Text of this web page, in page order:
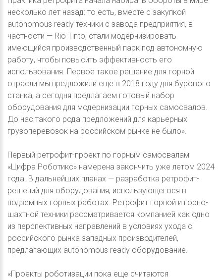
несколько лет назад: то есть, вместе с закупкой
autonomous ready техники с завода предприятия, в
частности — Rio Tinto, стали модернизировать
имеющийся производственный парк под автономную
работу, чтобы повысить эффективность его
использования. Первое такое решение для горной
отрасли мы предложили еще в 2018 году для бурового
станка, а сегодня предлагаем готовый набор
оборудования для модернизации горных самосвалов.
До нас такого рода предложений для карьерных
грузоперевозок на российском рынке не было».
Первый ретрофит-проект по горным самосвалам
«Цифра Роботикс» намерена закончить уже летом 2024
года. В дальнейших планах — разработка ретрофит-
решений для оборудования, использующегося в
подземных горных работах. Ретрофит горной и горно-
шахтной техники рассматривается компанией как одно
из перспективных направлений в условиях ухода с
российского рынка западных производителей,
предлагающих autonomous ready оборудование.
«Проекты роботизации пока еще считаются